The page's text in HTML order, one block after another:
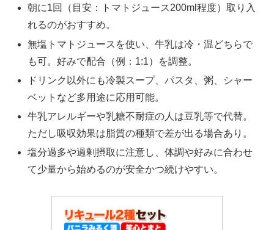
朝に1回（目安：トマトジュース200ml程度）取り入
れるのがおすすめ。
無塩トマトジュースを使い、牛乳は冷・温どちらで
も可。好みで配合（例：1:1）を調整。
ドリンク以外にも冷製スープ、パスタ、粥、シャー
ベットなど多用途に応用可能。
牛乳アレルギーや乳糖不耐症の人は豆乳等で代替。
ただし吸収効果は脂質の種類で差が出る場合あり。
塩分過多や過剰摂取に注意し、体調や好みに合わせ
て少量から始めるのが安全かつ続けやすい。